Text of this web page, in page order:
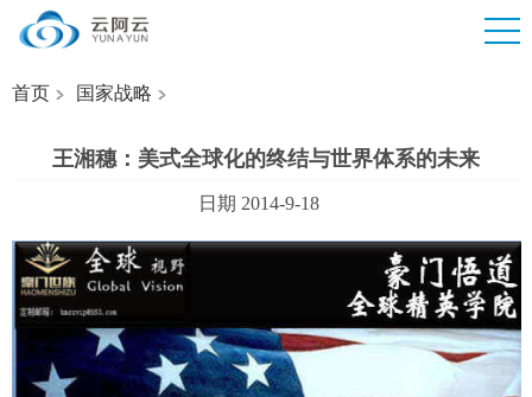
首页 国家战略
王湘穗：美式全球化的终结与世界体系的未来
日期 2014-9-18